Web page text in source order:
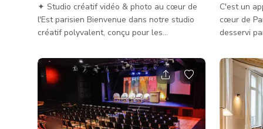
✦ Studio créatif vidéo & photo au cœur de
l'Est parisien Bienvenue dans notre studio
créatif polyvalent, conçu pour les
contenu, artistes et professionnels des
médias. Un espace lumineux, flexible et
entièrement équipé pour donner vie à vos
projets visuels — que vous ayez besoin d'un
studio photo à Paris, d'un lieu de tournage
vidéo, d'un espace pour des interviews ou
C'est un
cœur de
desservi
utilisable
d'artistes,
comprend
Aputure